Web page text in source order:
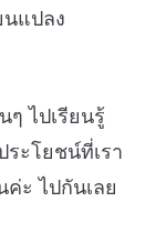
นแปลง
ๆ ไปเรียนรู้
ระโยชน์ที่เรา
ะ ไปกันเลย